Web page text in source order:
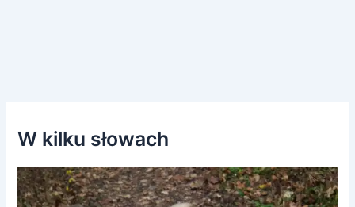
W kilku słowach